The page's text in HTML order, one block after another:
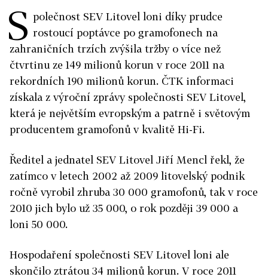
S polečnost SEV Litovel loni díky prudce
rostoucí poptávce po gramofonech na
zahraničních trzích zvýšila tržby o více než
čtvrtinu ze 149 milionů korun v roce 2011 na
rekordních 190 milionů korun. ČTK informaci
získala z výroční zprávy společnosti SEV Litovel,
která je největším evropským a patrně i světovým
producentem gramofonů v kvalitě Hi-Fi.
Ředitel a jednatel SEV Litovel Jiří Mencl řekl, že
zatímco v letech 2002 až 2009 litovelský podnik
ročně vyrobil zhruba 30 000 gramofonů, tak v roce
2010 jich bylo už 35 000, o rok později 39 000 a
loni 50 000.
Hospodaření společnosti SEV Litovel loni ale
skončilo ztrátou 34 milionů korun. V roce 2011